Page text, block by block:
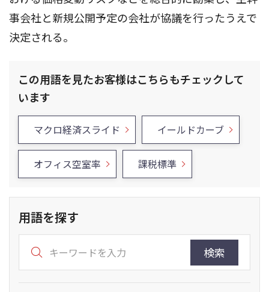
事会社と新規公開予定の会社が協議を行ったうえで
決定される。
この用語を見たお客様はこちらもチェックして
います
マクロ経済スライド イールドカーブ
オフィス空室率 課税標準
用語を探す
検索